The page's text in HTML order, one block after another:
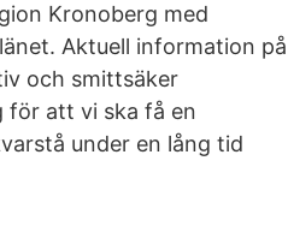
Kronoberg med
Aktuell information på
och smittsäker
för att vi ska få en
under en lång tid